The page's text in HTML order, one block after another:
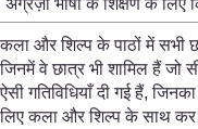
अंग्रेज़ी भाषा के शिक्षण के
कला और शिल्प के पाठों में सभी
जिनमें वे छात्र भी शामिल हैं
ऐसी गतिविधियाँ दी गई हैं,
लिए कला और शिल्प के साथ